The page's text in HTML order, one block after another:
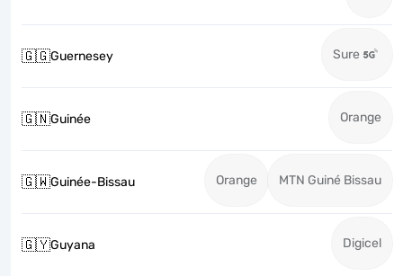
🇬🇬Guernesey Sure
🇬🇳Guinée Orange
🇬🇼Guinée-Bissau Orange MTN Guiné Bissau
🇬🇾Guyana Digicel